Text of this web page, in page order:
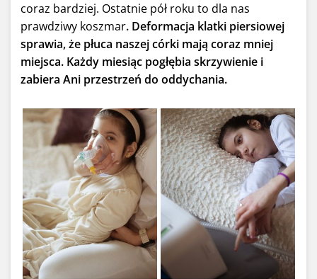
coraz bardziej. Ostatnie pół roku to dla nas
prawdziwy koszmar. Deformacja klatki piersiowej
sprawia, że płuca naszej córki mają coraz mniej
miejsca. Każdy miesiąc pogłębia skrzywienie i
zabiera Ani przestrzeń do oddychania.